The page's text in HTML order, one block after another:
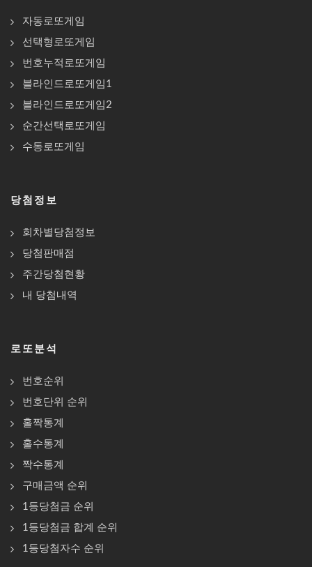
자동로또게임
선택형로또게임
번호누적로또게임
블라인드로또게임1
블라인드로또게임2
순간선택로또게임
수동로또게임
당첨정보
회차별당첨정보
당첨판매점
주간당첨현황
내 당첨내역
로또분석
번호순위
번호단위 순위
홀짝통계
홀수통계
짝수통계
구매금액 순위
1등당첨금 순위
1등당첨금 합계 순위
1등당첨자수 순위